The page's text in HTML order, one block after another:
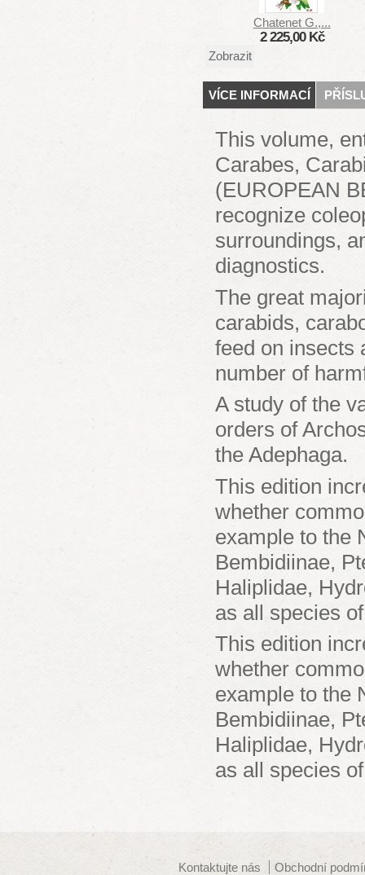
Chatenet G.,...
2 225,00 Kč
Zobrazit
VÍCE INFORMACÍ
This volume,
Carabes,
(EUROPEAN
recognize
surroundings,
diagnostics.
The great
carabids,
feed on insects
number of
A study of the
orders of
the Adephaga.
This edition
whether
example to the
Bembidiinae,
Haliplidae,
as all species
This edition
whether
example to the
Bembidiinae,
Haliplidae,
as all species
Kontaktujte nás Obchodní